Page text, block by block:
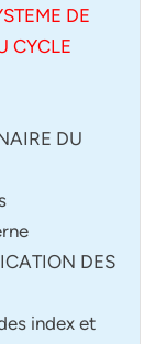
DE
CYCLE
DU
DES
index et